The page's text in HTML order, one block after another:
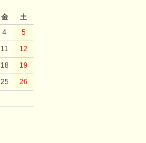
金
土
4
5
11
12
18
19
25
26